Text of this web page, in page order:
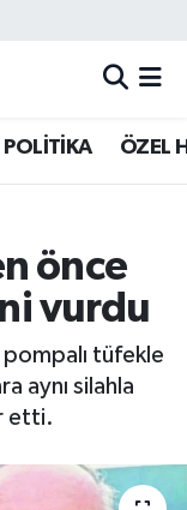
POLİTİKA ÖZEL
önce
vurdu
tüfekle
aynı silahla
etti.